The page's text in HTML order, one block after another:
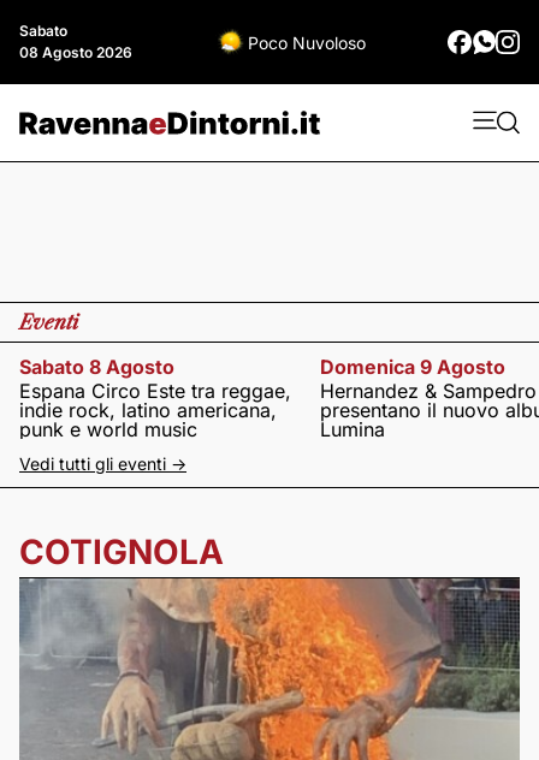
Sabato
08 Agosto 2026
Poco Nuvoloso
Eventi
Sabato 8 Agosto
Espana Circo Este tra reggae,
indie rock, latino americana,
punk e world music
Domenica 9 Agosto
Hernandez & Sampedro
presentano il nuovo
Lumina
Vedi tutti gli eventi ->
COTIGNOLA